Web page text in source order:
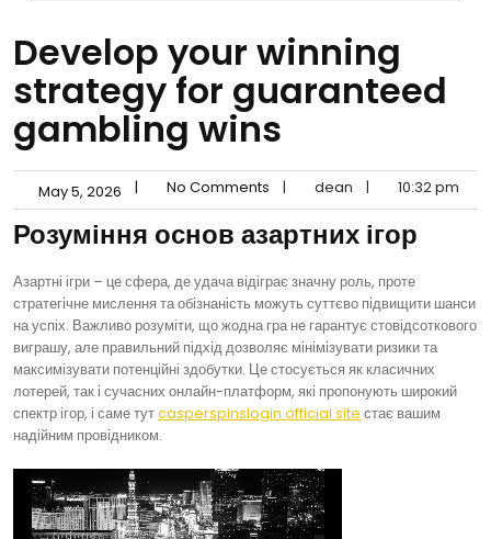
Develop your winning
strategy for guaranteed
gambling wins
May 5, 2026 | No Comments | dean | 10:32 pm
Розуміння основ азартних ігор
Азартні ігри – це сфера, де удача відіграє значну роль, проте
стратегічне мислення та обізнаність можуть суттєво підвищити шанси
на успіх. Важливо розуміти, що жодна гра не гарантує стовідсоткового
виграшу, але правильний підхід дозволяє мінімізувати ризики та
максимізувати потенційні здобутки. Це стосується як класичних
лотерей, так і сучасних онлайн-платформ, які пропонують широкий
спектр ігор, і саме тутcasperspinslogin official site стає вашим
надійним провідником.